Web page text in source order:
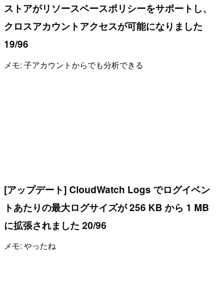
ストアがリソースベースポリシーをサポートし、
クロスアカウントアクセスが可能になりました
19/96
メモ: 子アカウントからでも分析できる
[アップデート] CloudWatch Logs でログイベン
トあたりの最大ログサイズが 256 KB から 1 MB
に拡張されました 20/96
メモ: やったね